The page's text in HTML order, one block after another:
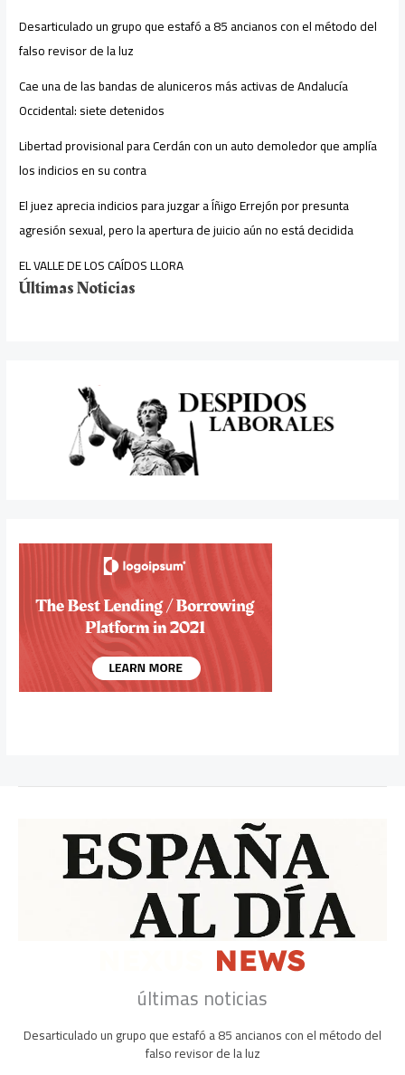
Desarticulado un grupo que estafó a 85 ancianos con el método del
falso revisor de la luz
Cae una de las bandas de aluniceros más activas de Andalucía
Occidental: siete detenidos
Libertad provisional para Cerdán con un auto demoledor que amplía
los indicios en su contra
El juez aprecia indicios para juzgar a Íñigo Errejón por presunta
agresión sexual, pero la apertura de juicio aún no está decidida
EL VALLE DE LOS CAÍDOS LLORA
Últimas Noticias
últimas noticias
Desarticulado un grupo que estafó a 85 ancianos con el método del
falso revisor de la luz